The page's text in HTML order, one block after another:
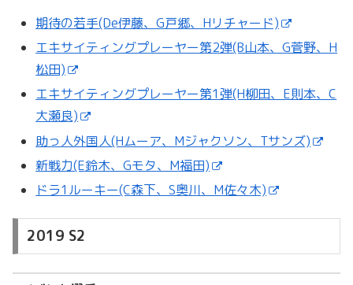
期待の若手(De伊藤、G戸郷、Hリチャード)
エキサイティングプレーヤー第2弾(B山本、G菅野、H
松田)
エキサイティングプレーヤー第1弾(H柳田、E則本、C
大瀬良)
助っ人外国人(Hムーア、Mジャクソン、Tサンズ)
新戦力(E鈴木、Gモタ、M福田)
ドラ1ルーキー(C森下、S奥川、M佐々木)
2019 S2